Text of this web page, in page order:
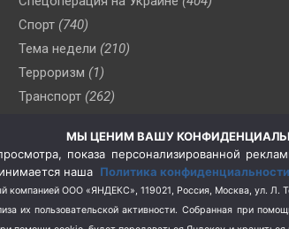
Спорт (740)
Тема недели (210)
Терроризм (1)
Транспорт (262)
(76)
Цены (2)
Школа и спорт (2)
Экология (8)
МЫ ЦЕНИМ ВАШУ
показа персонализированной
наша Политика конфиденциальности
компанией ООО «ЯНДЕКС», 119021, Россия, Москва, ул.
их пользовательской активности. Собранная при